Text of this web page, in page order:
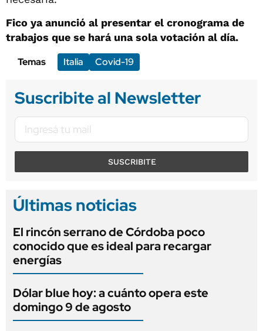
Fico ya anunció al presentar el cronograma de
trabajos que se hará una sola votación al día.
Temas
Italia Covid-19
Suscribite al Newsletter
SUSCRIBITE
Últimas noticias
El rincón serrano de Córdoba poco
conocido que es ideal para recargar
energías
Dólar blue hoy: a cuánto opera este
domingo 9 de agosto